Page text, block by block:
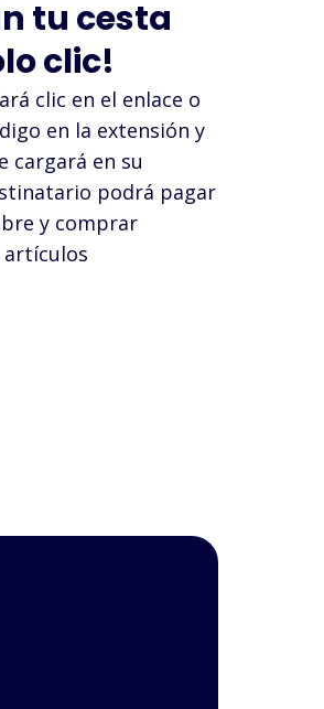
tu cesta
clic!
clic en el enlace o
en la extensión y
cargará en su
podrá pagar
y comprar
artículos